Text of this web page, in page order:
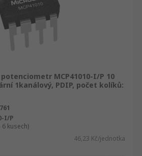
MCP41010-I/P 10
1kanálový, PDIP, počet kolíků:
I/P
kusech)
46,23 Kč/jednotka